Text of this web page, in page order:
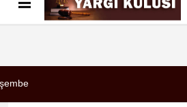
Künye İletişim Çerez Politikası